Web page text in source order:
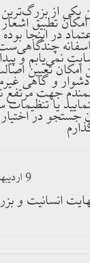
یکی از
امکان تطبیق
در اینجا
نمی‌یابم و
امکان تعیین
دشوار و گاهی
جهت مرتفع
یا تنظیمات
جستجو در
9 اردیبهشت 1398 at 7:14 ق.ظ
انسانیت و